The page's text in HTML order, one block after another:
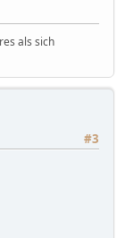
als sich
#3